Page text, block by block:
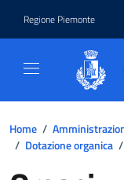
Regione Piemonte
Home /
/ Dotazione organica /